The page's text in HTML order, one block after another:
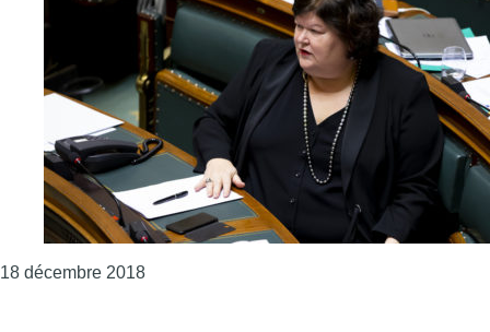
18 décembre 2018Consulter l'article "7 Belges sur 10 estiment